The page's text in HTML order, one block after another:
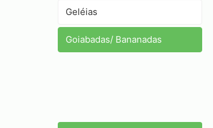
Geléias
Goiabadas/ Bananadas